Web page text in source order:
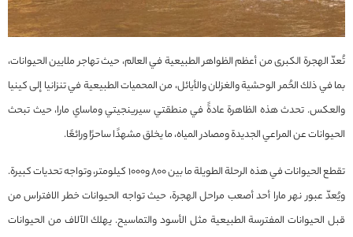
تُعدّ الهجرة الكبرى من أعظم الظواهر الطبيعية في العالم، حيث تهاجر ملايين الحيوانات،
بما في ذلك الحُمر الوحشية والغزلان والأيائل، من المحميات الطبيعية في تنزانيا إلى كينيا
والعكس. تحدث هذه الظاهرة عادةً في منطقتي سيرينجيتي وماساي مارا، حيث تبحث
الحيوانات عن المراعي الجديدة ومصادر المياه، ما يخلق مشهدًا ساحرًا ورائعًا.
تقطع الحيوانات في هذه الرحلة الطويلة ما بين 800 و1000 كيلومتر، وتواجه تحديات كبيرة.
ويُعدّ عبور نهر مارا أحد أصعب مراحل الهجرة، حيث تواجه الحيوانات خطر الافتراس من
قبل الحيوانات المفترسة الطبيعية مثل الأسود والتماسيح. يهلك الآلاف من الحيوانات